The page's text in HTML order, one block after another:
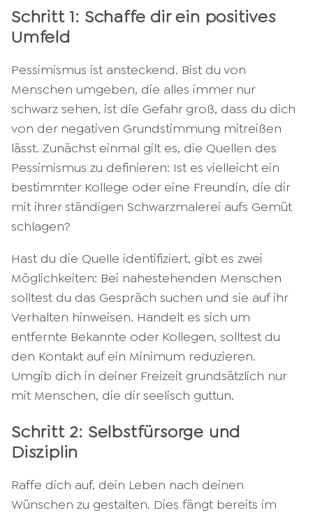
Schritt 1: Schaffe dir ein positives
Umfeld
Pessimismus ist ansteckend. Bist du von
Menschen umgeben, die alles immer nur
schwarz sehen, ist die Gefahr groß, dass du dich
von der negativen Grundstimmung mitreißen
lässt. Zunächst einmal gilt es, die Quellen des
Pessimismus zu definieren: Ist es vielleicht ein
bestimmter Kollege oder eine Freundin, die dir
mit ihrer ständigen Schwarzmalerei aufs Gemüt
schlagen?
Hast du die Quelle identifiziert, gibt es zwei
Möglichkeiten: Bei nahestehenden Menschen
solltest du das Gespräch suchen und sie auf ihr
Verhalten hinweisen. Handelt es sich um
entfernte Bekannte oder Kollegen, solltest du
den Kontakt auf ein Minimum reduzieren.
Umgib dich in deiner Freizeit grundsätzlich nur
mit Menschen, die dir seelisch guttun.
Schritt 2: Selbstfürsorge und
Disziplin
Raffe dich auf, dein Leben nach deinen
Wünschen zu gestalten. Dies fängt bereits im